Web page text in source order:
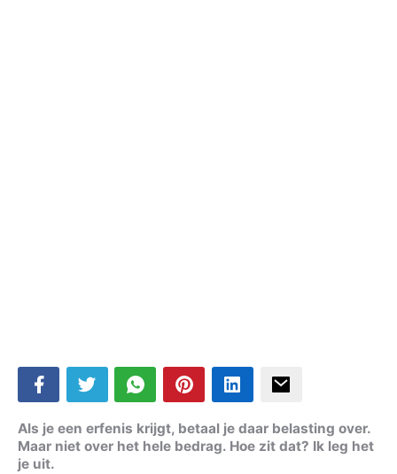
Als je een erfenis krijgt, betaal je daar belasting over.
Maar niet over het hele bedrag. Hoe zit dat? Ik leg het
je uit.